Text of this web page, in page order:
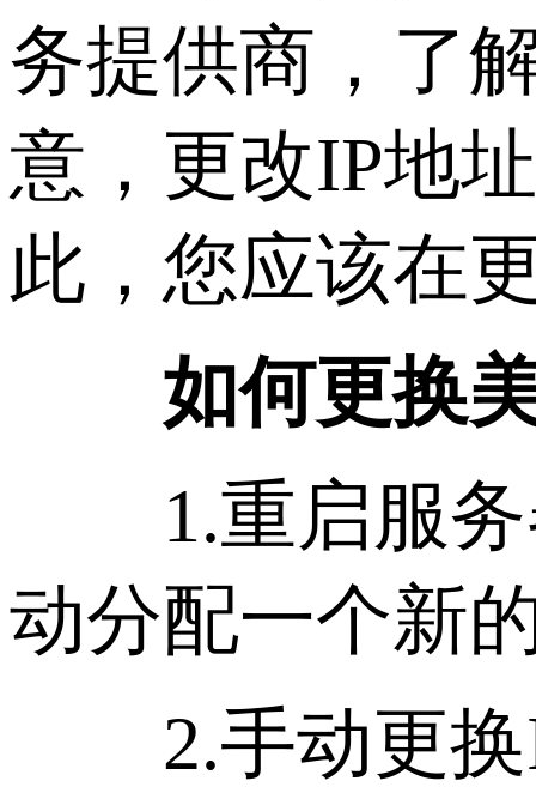
务提供商，了
意，更改IP地
此，您应该在
如何更换
1.重启服务
动分配一个新
2.手动更换